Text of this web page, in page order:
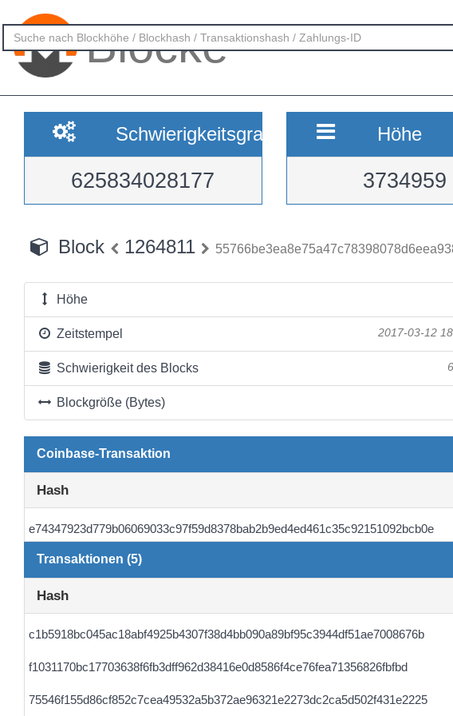
Blöcke
Schwierigkeitsgrad
625834028177
Höhe
3734959
Block 1264811
Höhe
Zeitstempel 2017-03-12
Schwierigkeit des Blocks
Blockgröße (Bytes)
Coinbase-Transaktion
Hash
e74347923d779b06069033c97f59d8378bab2b9ed4ed461c35c92151092bcb0e
Transaktionen (5)
Hash
c1b5918bc045ac18abf4925b4307f38d4bb090a89bf95c3944df51ae7008676b
f1031170bc17703638f6fb3dff962d38416e0d8586f4ce76fea71356826fbfbd
75546f155d86cf852c7cea49532a5b372ae96321e2273dc2ca5d502f431e2225